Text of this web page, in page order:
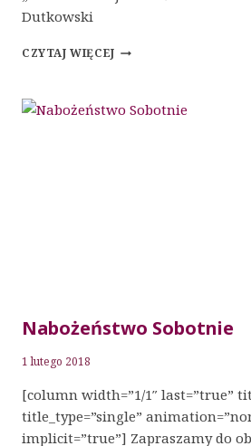
Dutkowski
CZYTAJ WIĘCEJNABOŻEŃSTWO
Nabożeństwo Sobotnie
1 lutego 2018
[column width=”1/1″ last=”true”
title_type=”single”
implicit=”true”] Zapraszamy do